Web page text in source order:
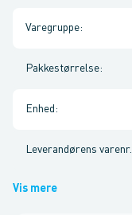
Varegruppe:
Pakkestørrelse:
Enhed :
Leverandørens varenr.
Vis mere